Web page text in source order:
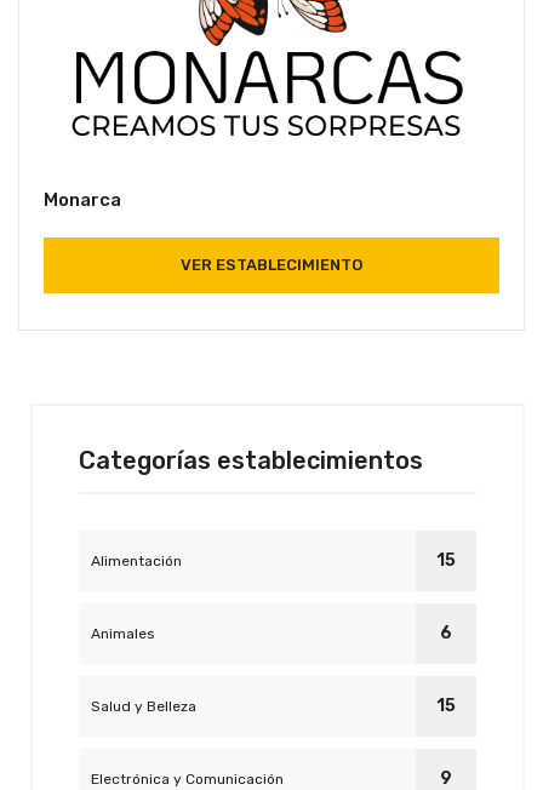
Monarca
VER ESTABLECIMIENTO
Categorías establecimientos
Alimentación 15
Animales 6
Salud y Belleza 15
Electrónica y Comunicación 9